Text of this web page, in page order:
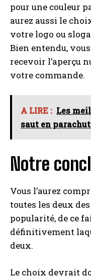
pour une couleur
aurez aussi le
votre logo ou
Bien entendu,
recevoir l’aperçu
votre commande.
A LIRE : Les
saut en
Notre
Vous l’aurez
toutes les deux
popularité, de ce
définitivement
deux.
Le choix devrait